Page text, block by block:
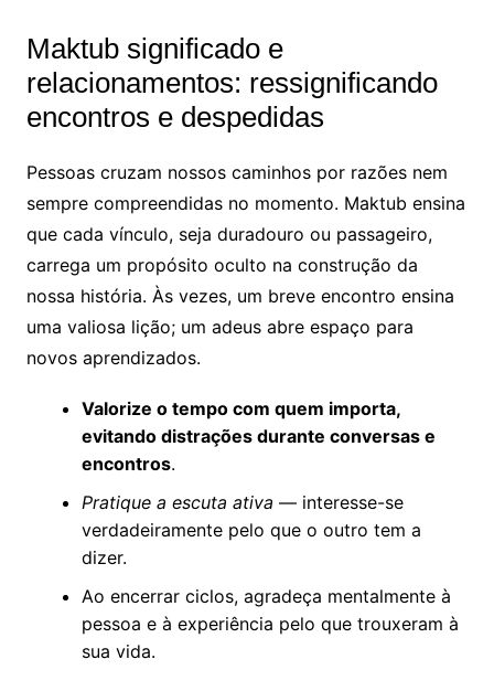
Maktub significado e
relacionamentos: ressignificando
encontros e despedidas
Pessoas cruzam nossos caminhos por razões nem
sempre compreendidas no momento. Maktub ensina
que cada vínculo, seja duradouro ou passageiro,
carrega um propósito oculto na construção da
nossa história. Às vezes, um breve encontro ensina
uma valiosa lição; um adeus abre espaço para
novos aprendizados.
Valorize o tempo com quem importa,
evitando distrações durante conversas e
encontros.
Pratique a escuta ativa — interesse-se
verdadeiramente pelo que o outro tem a
dizer.
Ao encerrar ciclos, agradeça mentalmente à
pessoa e à experiência pelo que trouxeram à
sua vida.